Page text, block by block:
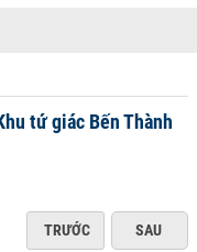
tứ giác Bến Thành
TRƯỚC SAU